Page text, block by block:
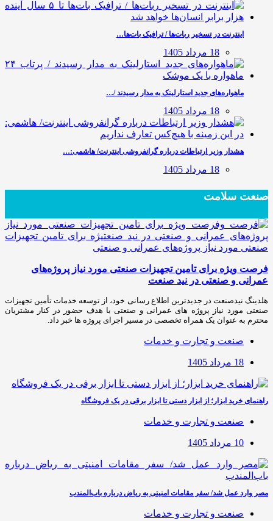
اینترنت در تسخیر ربات‌ها / ترافیک بات‌ها…
18 مرداد 1405
ماهواره‌های جدید استارلینک به مدار رسیدند /…
18 مرداد 1405
هشدار وزیر ارتباطات درباره گرانفروشی اینترنت/ هاشمی:…
18 مرداد 1405
صنعت سلامت
فرصت ویژه برای تامین تجهیزات صنعتی مورد نیاز پروژه‌های
عمرانی و صنعتی در نید صنعت
هلدینگ نیدصنعت در جدیدترین اطلاع رسانی خود، از توسعه خدمات تأمین تجهیزات
صنعتی مورد نیاز پروژه های عمرانی و صنعتی با هدف حضور در کنار مشتریان
محترم به عنوان یک همراه تخصصی در مسیر اجرای پروژه ها خبر داد.
صنعت و تجارت و خدمات
18 مرداد 1405
راهنمای خرید ابزار؛ از ابزار دستی تا ابزار برقی در یک فروشگاه
صنعت و تجارت و خدمات
10 مرداد 1405
مصر وارد عمل شد/ سفر مقامات امنیتی به ریاض درباره باب‌المندب
صنعت و تجارت و خدمات